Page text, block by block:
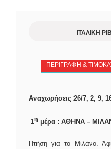
ΙΤΑΛΙΚΉ
ΠΕΡΙΓΡΑΦΗ &
Αναχωρήσεις 26/7, 2, 9,
1η μέρα : ΑΘΗΝΑ –
Πτήση για το Μιλάνο.